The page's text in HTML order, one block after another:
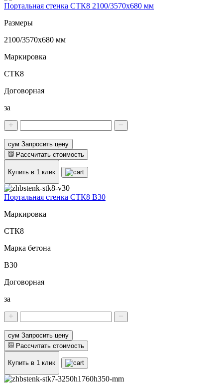
Портальная стенка СТК8 2100/3570х680 мм
Размеры
2100/3570х680 мм
Маркировка
СТК8
Договорная
за
сум Запросить цену
Рассчитать стоимость
Купить в 1 клик
Портальная стенка СТК8 В30
Маркировка
СТК8
Марка бетона
В30
Договорная
за
сум Запросить цену
Рассчитать стоимость
Купить в 1 клик